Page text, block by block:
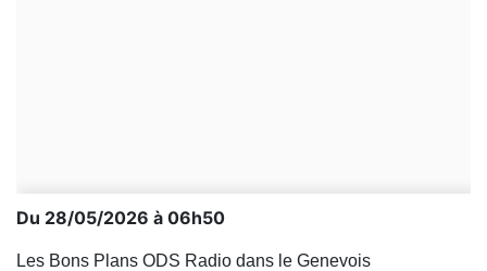
Du 28/05/2026 à 06h50
Les Bons Plans ODS Radio dans le Genevois